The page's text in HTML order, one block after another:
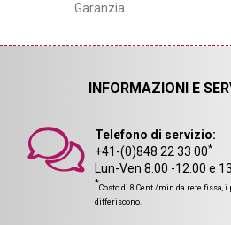
Garanzia
INFORMAZIONI E
Telefono di servizio:
+41-(0)848 22 33 00*
Lun-Ven 8.00 -12.00 e
*Costo di 8 Cent./min da rete fissa,
differiscono.